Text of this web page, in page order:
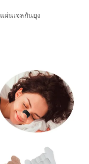
แผ่นเจลกันยุง